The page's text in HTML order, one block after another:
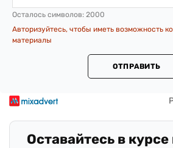
Осталось символов: 2000
Авторизуйтесь, чтобы иметь возможность
материалы
ОТПРАВИТЬ
Оставайтесь в